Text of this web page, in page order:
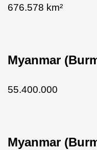
676.578 km²
Myanmar
55.400.000
Myanmar